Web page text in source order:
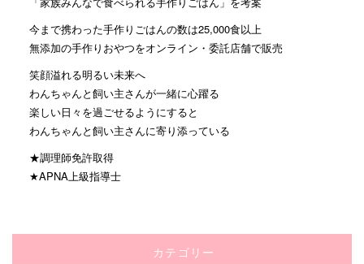
今まで携わった手作りごはんの数は25,000食以上
無添加の手作りおやつをオンライン・委託店舗で販売
笑顔溢れる明るい未来へ
わんちゃんと飼い主さんが一緒に心躍る
楽しい日々を過ごせるようにすると
わんちゃんと飼い主さんに寄り添っている
★調理師免許取得
★APNA上級指導士
カテゴリー